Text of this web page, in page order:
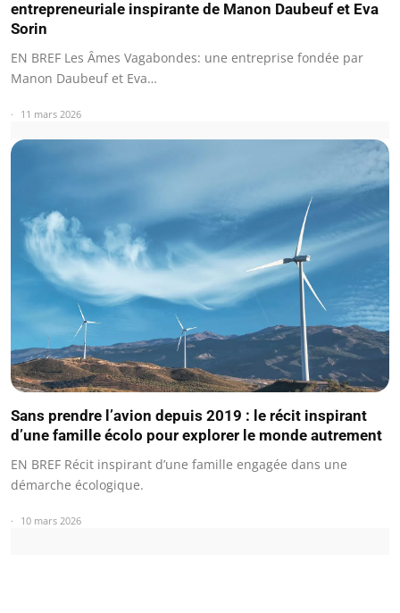
entrepreneuriale inspirante de Manon Daubeuf et Eva
Sorin
EN BREF Les Âmes Vagabondes: une entreprise fondée par
Manon Daubeuf et Eva…
11 mars 2026
Sans prendre l’avion depuis 2019 : le récit inspirant
d’une famille écolo pour explorer le monde autrement
EN BREF Récit inspirant d’une famille engagée dans une
démarche écologique.
10 mars 2026